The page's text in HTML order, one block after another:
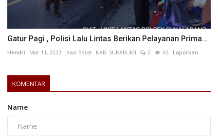
Gatur Pagi , Polisi Lalu Lintas Berikan Pelayanan Prima...
Hendri Mar 11, 2023 Jawa Barat KAB. SUKABUMI 0 65 Laporkan
KOMENTAR
Name